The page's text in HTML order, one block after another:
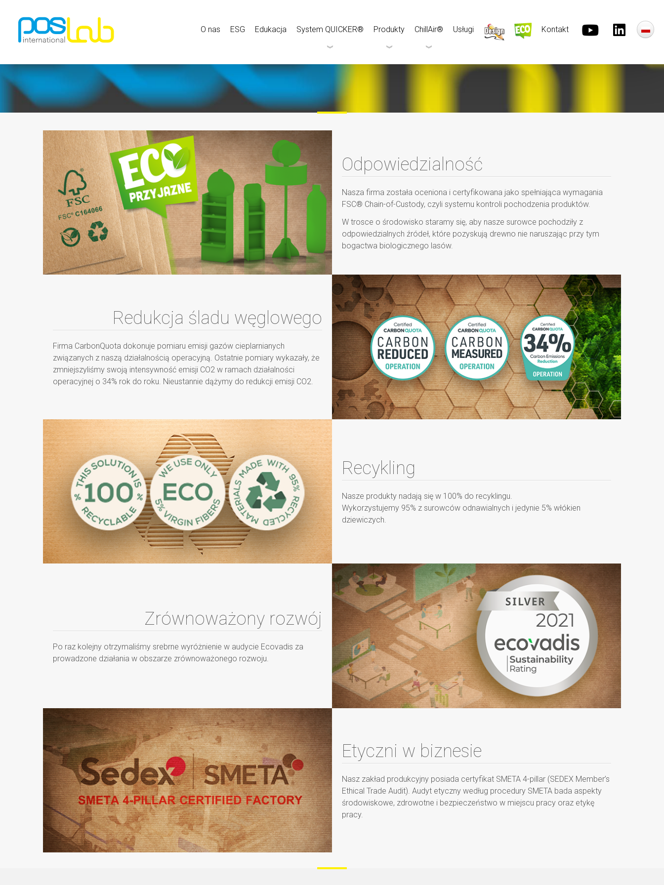
O nas ESG Edukacja System QUICKER® Produkty ChillAir® Usługi Kontakt
Odpowiedzialność
Nasza firma została oceniona i certyfikowana jako spełniająca wymagania
FSC® Chain-of-Custody, czyli systemu kontroli pochodzenia produktów.
W trosce o środowisko staramy się, aby nasze surowce pochodziły z
odpowiedzialnych źródeł, które pozyskują drewno nie naruszając przy tym
bogactwa biologicznego lasów.
Redukcja śladu węglowego
Firma CarbonQuota dokonuje pomiaru emisji gazów cieplarnianych
związanych z naszą działalnością operacyjną. Ostatnie pomiary wykazały, że
zmniejszyliśmy swoją intensywność emisji CO2 w ramach działalności
operacyjnej o 34% rok do roku. Nieustannie dążymy do redukcji emisji CO2.
Recykling
Nasze produkty nadają się w 100% do recyklingu.
Wykorzystujemy 95% z surowców odnawialnych i jedynie 5% włókien
dziewiczych.
Zrównoważony rozwój
Po raz kolejny otrzymaliśmy srebrne wyróżnienie w audycie Ecovadis za
prowadzone działania w obszarze zrównoważonego rozwoju.
Etyczni w biznesie
Nasz zakład produkcyjny posiada certyfikat SMETA 4-pillar (SEDEX Member’s
Ethical Trade Audit). Audyt etyczny według procedury SMETA bada aspekty
środowiskowe, zdrowotne i bezpieczeństwo w miejscu pracy oraz etykę
pracy.